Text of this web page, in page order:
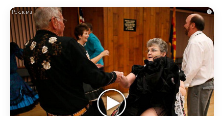
i